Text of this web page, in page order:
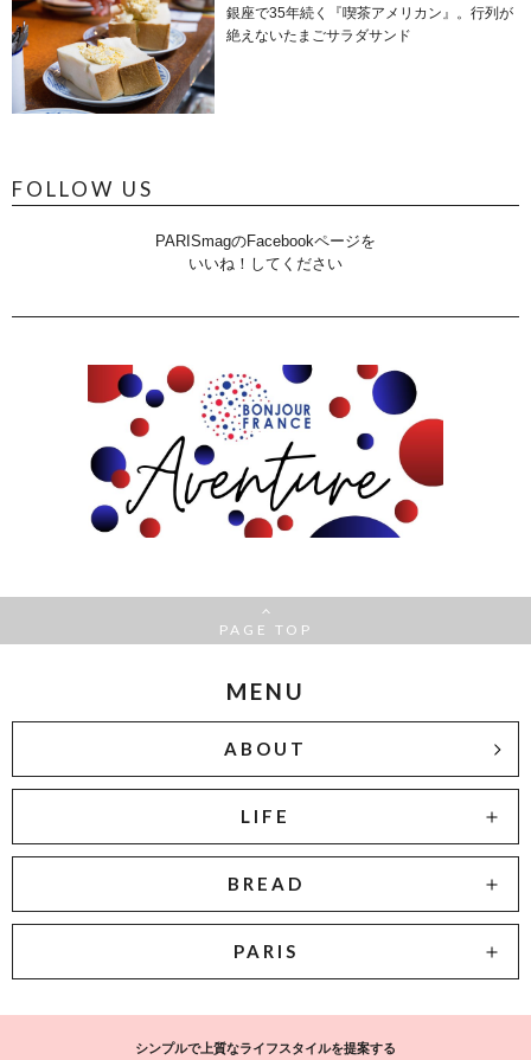
銀座で35年続く『喫茶アメリカン』。行列が
絶えないたまごサラダサンド
FOLLOW US
PARISmagのFacebookページを
いいね！してください
PAGE TOP
MENU
ABOUT
LIFE
BREAD
PARIS
シンプルで上質なライフスタイルを提案する